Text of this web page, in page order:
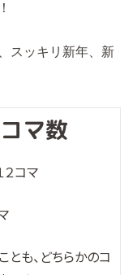
スッキリ新年、新
マ数
２コマ
も、どちらかのコ